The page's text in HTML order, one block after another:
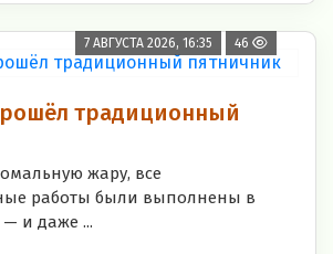
7 АВГУСТА 2026, 16:35 46
традиционный
жару, все
работы были выполнены в
и даже ...